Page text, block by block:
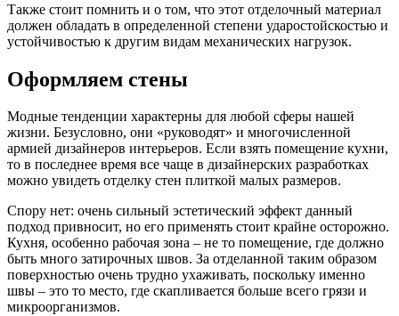
Также стоит помнить и о том, что этот отделочный материал
должен обладать в определенной степени ударостойскостью и
устойчивостью к другим видам механических нагрузок.
Оформляем стены
Модные тенденции характерны для любой сферы нашей
жизни. Безусловно, они «руководят» и многочисленной
армией дизайнеров интерьеров. Если взять помещение кухни,
то в последнее время все чаще в дизайнерских разработках
можно увидеть отделку стен плиткой малых размеров.
Спору нет: очень сильный эстетический эффект данный
подход привносит, но его применять стоит крайне осторожно.
Кухня, особенно рабочая зона – не то помещение, где должно
быть много затирочных швов. За отделанной таким образом
поверхностью очень трудно ухаживать, поскольку именно
швы – это то место, где скапливается больше всего грязи и
микроорганизмов.